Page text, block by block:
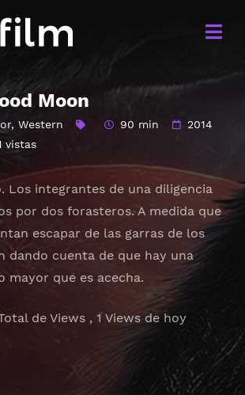
Moon
, Western 90 min
2014
vistas
Los integrantes de una diligencia
por dos forasteros. A medida que
escapar de las garras de los
dando cuenta de que hay una
mayor que es acecha.
de Views , 1 Views de hoy